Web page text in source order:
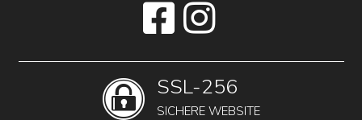
SSL-256
SICHERE WEBSITE